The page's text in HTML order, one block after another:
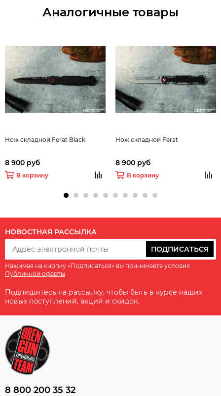
Аналогичные товары
Нож складной Ferat Black
8 900 руб
В корзину
Нож складной Ferat
8 900 руб
В корзину
НОВОСТНАЯ РАССЫЛКА
ПОДПИСАТЬСЯ
Нажимая на кнопку «Подписаться» вы принимаете условия
Публичной оферты
Подпишитесь на рассылку, чтобы быть в курсе наших
новых поступлений, акций и скидок.
8 800 200 35 32